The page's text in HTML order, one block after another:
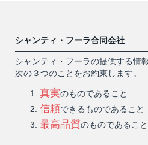
シャンティ・フーラ合同会社
シャンティ・フーラの提供する情
次の３つのことをお約束します。
真実のものであること
信頼できるものであること
最高品質のものであること